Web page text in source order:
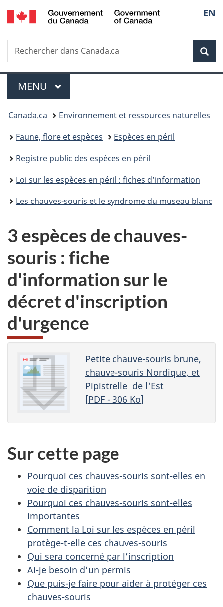
Passer
au
principal
Passer
à
Au
du
Passer
à
version
simplifiée
de
la
EN
Recherche
Rechercher
dans
Menu
MENU PRINCIPAL
Vous
êtes
ici :
Canada.ca
Environnement et ressources naturelles
Faune, flore et espèces
Espèces en péril
Registre public des espèces en péril
Loi sur les espèces en péril : fiches d’information
Les chauves-souris et le syndrome du museau blanc
3 espèces de chauves-
souris : fiche
d'information sur le
décret d'inscription
d'urgence
Petite chauve-souris brune,
chauve-souris Nordique, et
Pipistrelle de l'Est
[PDF- 306 Ko]
Sur cette page
Pourquoi ces chauves-souris sont-elles en
voie de disparition
Pourquoi ces chauves-souris sont-elles
importantes
Comment la Loi sur les espèces en péril
protège-t-elle ces chauves-souris
Qui sera concerné par l’inscription
Ai-je besoin d’un permis
Que puis-je faire pour aider à protéger ces
chauves-souris